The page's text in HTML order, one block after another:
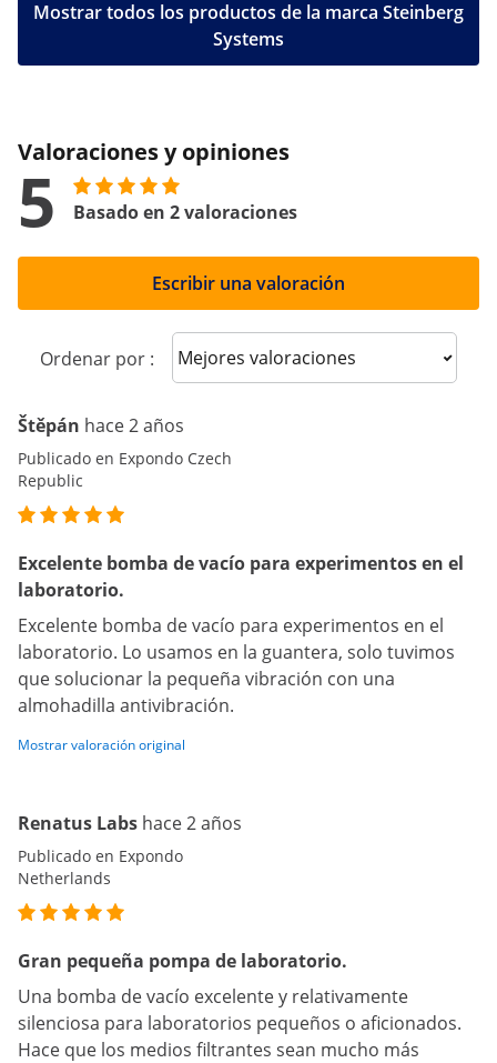
Mostrar todos los productos de la marca Steinberg
Systems
Valoraciones y opiniones
5 Basado en 2 valoraciones
Escribir una valoración
Ordenar por : Sort reviews
Štěpán hace 2 años
Publicado en Expondo Czech
Republic
Excelente bomba de vacío para experimentos en el
laboratorio.
Excelente bomba de vacío para experimentos en el
laboratorio. Lo usamos en la guantera, solo tuvimos
que solucionar la pequeña vibración con una
almohadilla antivibración.
Mostrar valoración original
Renatus Labs hace 2 años
Publicado en Expondo
Netherlands
Gran pequeña pompa de laboratorio.
Una bomba de vacío excelente y relativamente
silenciosa para laboratorios pequeños o aficionados.
Hace que los medios filtrantes sean mucho más